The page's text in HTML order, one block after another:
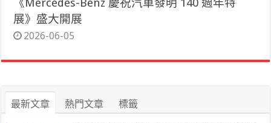
《Mercedes-Benz 慶祝汽車發明 140 週年特
展》盛大開展
2026-06-05
最新文章 熱門文章 標籤